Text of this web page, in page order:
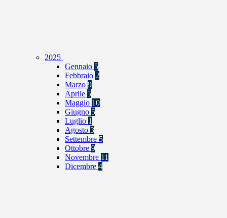
2025
Gennaio 5
Febbraio 2
Marzo 9
Aprile 5
Maggio 10
Giugno 5
Luglio 1
Agosto 3
Settembre 5
Ottobre 9
Novembre 11
Dicembre 4